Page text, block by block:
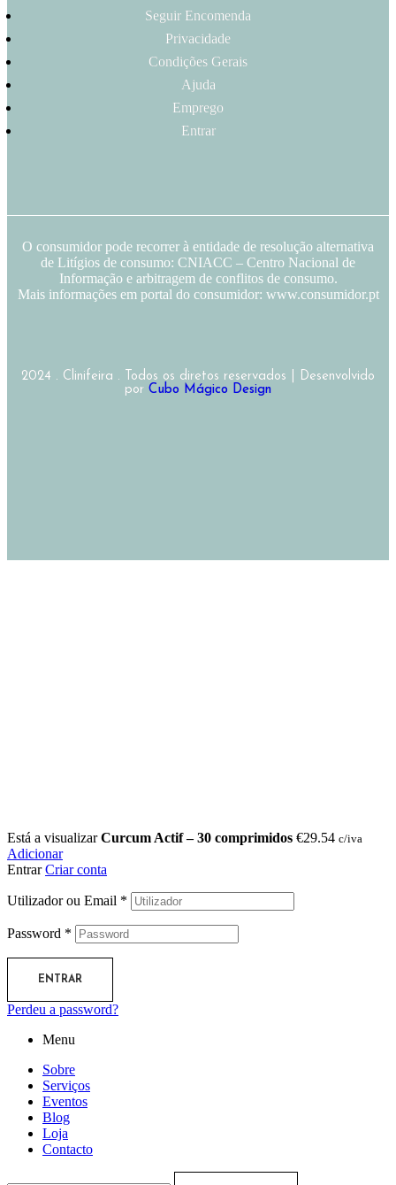
Seguir Encomenda
Privacidade
Condições Gerais
Ajuda
Emprego
Entrar
O consumidor pode recorrer à entidade de resolução alternativa
de Litígios de consumo: CNIACC – Centro Nacional de
Informação e arbitragem de conflitos de consumo.
Mais informações em portal do consumidor: www.consumidor.pt
2024 . Clinifeira . Todos os diretos reservados | Desenvolvido
por Cubo Mágico Design
Está a visualizarCurcum Actif – 30 comprimidos €29.54 c/iva
Adicionar
Entrar Criar conta
Utilizador ou Email *
Password *
ENTRAR
Perdeu a password?
Menu
Sobre
Serviços
Eventos
Blog
Loja
Contacto